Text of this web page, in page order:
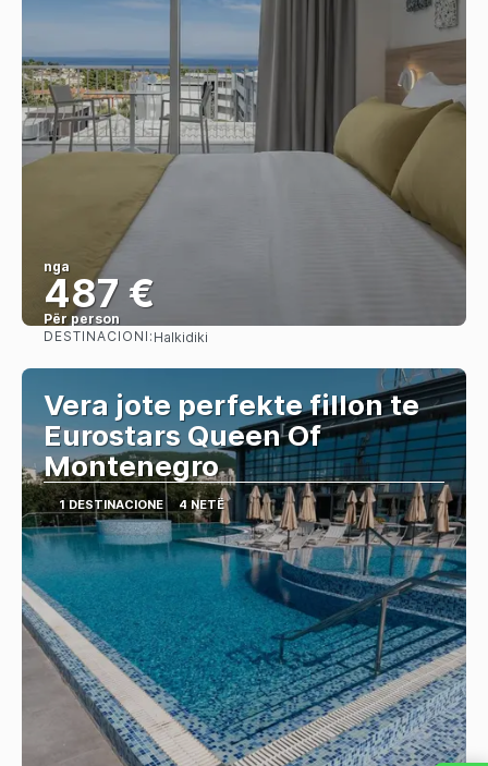
nga
487 €
Për person
DESTINACIONI: Halkidiki
Vera jote perfekte fillon te
Eurostars Queen Of
Montenegro
1 DESTINACIONE 4 NETË